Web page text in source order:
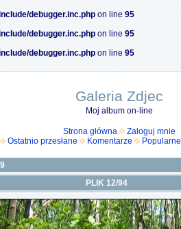
debugger.inc.php on line 95
debugger.inc.php on line 95
debugger.inc.php on line 95
Galeria Zdjec
Moj album on-line
Strona główna
Zaloguj mnie
Ostatnio przesłane Komentarze Popularne
PLIK 12/94